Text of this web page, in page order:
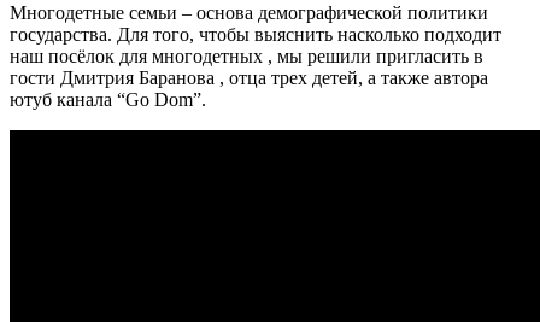
Многодетные семьи – основа демографической политики
государства. Для того, чтобы выяснить насколько подходит
наш посёлок для многодетных , мы решили пригласить в
гости Дмитрия Баранова , отца трех детей, а также автора
ютуб канала “Go Dom”.